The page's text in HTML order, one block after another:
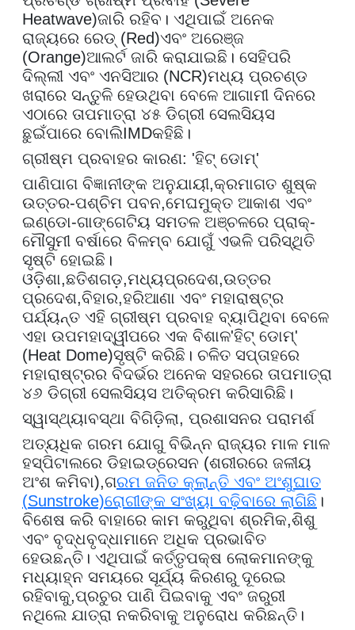
Heatwave)ଜାରି ରହିବ। ଏଥିପାଇଁ ଅନେକ
ରାଜ୍ୟରେ ରେଡ୍ (Red)ଏବଂ ଅରେଞ୍ଜ
(Orange)ଆଲର୍ଟ ଜାରି କରାଯାଇଛି। ସେହିପରି
ଦିଲ୍ଲୀ ଏବଂ ଏନସିଆର (NCR)ମଧ୍ୟ ପ୍ରଚଣ୍ଡ
ଖରାରେ ସନ୍ତୁଳି ହେଉଥିବା ବେଳେ ଆଗାମୀ ଦିନରେ
ଏଠାରେ ତାପମାତ୍ରା ୪୫ ଡିଗ୍ରୀ ସେଲସିୟସ
ଛୁଇଁପାରେ ବୋଲିIMDକହିଛି।
ଗ୍ରୀଷ୍ମ ପ୍ରବାହର କାରଣ: 'ହିଟ୍ ଡୋମ୍'
ପାଣିପାଗ ବିଜ୍ଞାନୀଙ୍କ ଅନୁଯାୟୀ,କ୍ରମାଗତ ଶୁଷ୍କ
ଉତ୍ତର-ପଶ୍ଚିମ ପବନ,ମେଘମୁକ୍ତ ଆକାଶ ଏବଂ
ଇଣ୍ଡୋ-ଗାଙ୍ଗେଟିୟ ସମତଳ ଅଞ୍ଚଳରେ ପ୍ରାକ୍-
ମୌସୁମୀ ବର୍ଷାରେ ବିଳମ୍ବ ଯୋଗୁଁ ଏଭଳି ପରିସ୍ଥିତି
ସୃଷ୍ଟି ହୋଇଛି।
ଓଡ଼ିଶା,ଛତିଶଗଡ଼,ମଧ୍ୟପ୍ରଦେଶ,ଉତ୍ତର
ପ୍ରଦେଶ,ବିହାର,ହରିଆଣା ଏବଂ ମହାରାଷ୍ଟ୍ର
ପର୍ଯ୍ୟନ୍ତ ଏହି ଗ୍ରୀଷ୍ମ ପ୍ରବାହ ବ୍ୟାପିଥିବା ବେଳେ
ଏହା ଉପମହାଦ୍ୱୀପରେ ଏକ ବିଶାଳ'ହିଟ୍ ଡୋମ୍'
(Heat Dome)ସୃଷ୍ଟି କରିଛି। ଚଳିତ ସପ୍ତାହରେ
ମହାରାଷ୍ଟ୍ରର ବିଦର୍ଭର ଅନେକ ସହରରେ ତାପମାତ୍ରା
୪୬ ଡିଗ୍ରୀ ସେଲସିୟସ ଅତିକ୍ରମ କରିସାରିଛି।
ସ୍ୱାସ୍ଥ୍ୟାବସ୍ଥା ବିଗିଡ଼ିଲା, ପ୍ରଶାସନର ପରାମର୍ଶ
ଅତ୍ୟଧିକ ଗରମ ଯୋଗୁ ବିଭିନ୍ନ ରାଜ୍ୟର ମାଳ ମାଳ
ହସ୍ପିଟାଲରେ ଡିହାଇଡ୍ରେସନ (ଶରୀରରେ ଜଳୀୟ
ଅଂଶ କମିବା),ଗରମ ଜନିତ କ୍ଲାନ୍ତି ଏବଂ ଅଂଶୁଘାତ
(Sunstroke)ରୋଗୀଙ୍କ ସଂଖ୍ୟା ବଢ଼ିବାରେ ଲାଗିଛି ।
ବିଶେଷ କରି ବାହାରେ କାମ କରୁଥିବା ଶ୍ରମିକ,ଶିଶୁ
ଏବଂ ବୃଦ୍ଧବୃଦ୍ଧାମାନେ ଅଧିକ ପ୍ରଭାବିତ
ହେଉଛନ୍ତି। ଏଥିପାଇଁ କର୍ତ୍ତୃପକ୍ଷ ଲୋକମାନଙ୍କୁ
ମଧ୍ୟାହ୍ନ ସମୟରେ ସୂର୍ଯ୍ୟ କିରଣରୁ ଦୂରେଇ
ରହିବାକୁ,ପ୍ରଚୁର ପାଣି ପିଇବାକୁ ଏବଂ ଜରୁରୀ
ନଥିଲେ ଯାତ୍ରା ନକରିବାକୁ ଅନୁରୋଧ କରିଛନ୍ତି।